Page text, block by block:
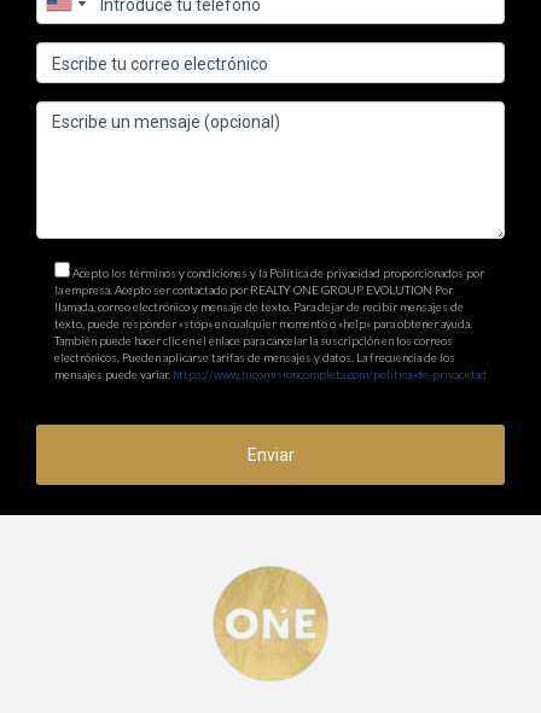
Acepto los términos y condiciones y la Política de privacidad proporcionados por
la empresa. Acepto ser contactado por REALTY ONE GROUP EVOLUTION Por
llamada, correo electrónico y mensaje de texto. Para dejar de recibir mensajes de
texto, puede responder «stop» en cualquier momento o «help» para obtener ayuda.
También puede hacer clic en el enlace para cancelar la suscripción en los correos
electrónicos. Pueden aplicarse tarifas de mensajes y datos. La frecuencia de los
mensajes puede variar. https://www.tucomisioncompleta.com/politica-de-privacidad
Enviar